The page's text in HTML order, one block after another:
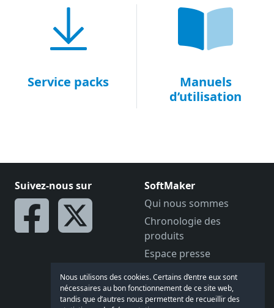
Service packs
Manuels
d’utilisation
Nous utilisons des cookies. Certains d’entre eux sont
nécessaires au bon fonctionnement de ce site web,
tandis que d’autres nous permettent de recueillir des
Suivez-nous sur
SoftMaker
Qui nous sommes
Chronologie des
produits
Espace presse
Offres d’emploi
Devenir distributeur